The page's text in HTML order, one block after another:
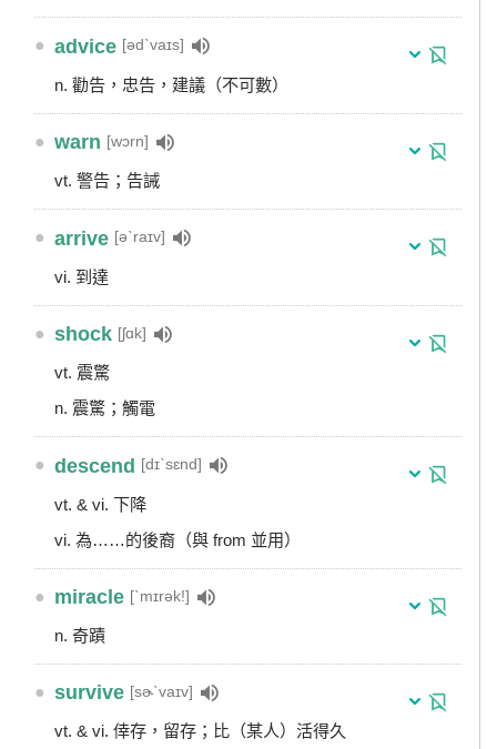
● advice [ədˋvaɪs]
n. 勸告，忠告，建議（不可數）
● warn [wɔrn]
vt. 警告；告誡
● arrive [əˋraɪv]
vi. 到達
● shock [ʃɑk]
vt. 震驚
n. 震驚；觸電
● descend [dɪˋsɛnd]
vt. & vi. 下降
vi. 為……的後裔（與 from 並用）
● miracle [ˋmɪrək!]
n. 奇蹟
● survive [sɚˋvaɪv]
vt. & vi. 倖存，留存；比（某人）活得久